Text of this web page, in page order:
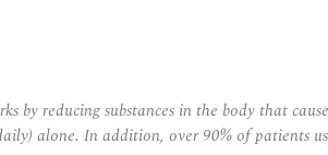
by reducing substances in the body that
alone. In addition, over 90% of patients